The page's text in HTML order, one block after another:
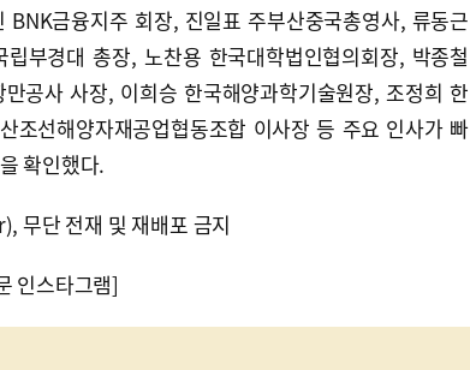
BNK금융지주 회장, 진일표 주부산중국총영사, 류동근
부경대 총장, 노찬용 한국대학법인협의회장, 박종철
공사 사장, 이희승 한국해양과학기술원장, 조정희 한
조선해양자재공업협동조합 이사장 등 주요 인사가 빠
확인했다.
단 전재 및 재배포 금지
인스타그램]